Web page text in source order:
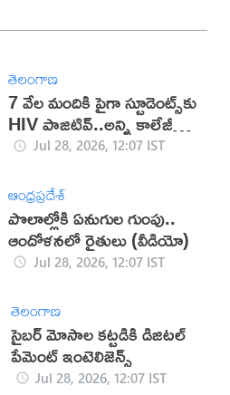
తెలంగాణ
7 వేల మందికి పైగా స్టూడెంట్స్‌కు
HIV పాజిటివ్..అన్ని కాలేజీల్లో
టెస్టులు తప్పనిసరి!
Jul 28, 2026, 12:07 IST
ఆంధ్రప్రదేశ్
పొలాల్లోకి ఏనుగుల గుంపు..
ఆందోళనలో రైతులు (వీడియో)
Jul 28, 2026, 12:07 IST
తెలంగాణ
సైబర్‌ మోసాల కట్టడికి డిజిటల్‌
పేమెంట్‌ ఇంటెలిజెన్స్‌
Jul 28, 2026, 12:07 IST